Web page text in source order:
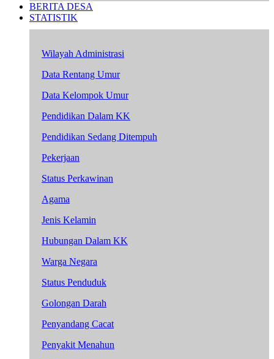
BERITA DESA
STATISTIK
Wilayah Administrasi
Data Rentang Umur
Data Kelompok Umur
Pendidikan Dalam KK
Pendidikan Sedang Ditempuh
Pekerjaan
Status Perkawinan
Agama
Jenis Kelamin
Hubungan Dalam KK
Warga Negara
Status Penduduk
Golongan Darah
Penyandang Cacat
Penyakit Menahun